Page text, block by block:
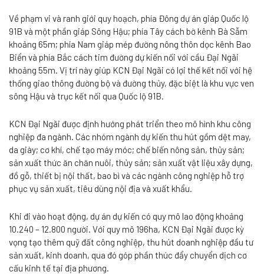
Về phạm vi và ranh giới quy hoạch, phía Đông dự án giáp Quốc lộ
91B và một phần giáp Sông Hậu; phía Tây cách bờ kênh Bà Sẫm
khoảng 65m; phía Nam giáp mép đường nông thôn dọc kênh Bao
Biển và phía Bắc cách tim đường dự kiến nối với cầu Đại Ngãi
khoảng 55m. Vị trí này giúp KCN Đại Ngãi có lợi thế kết nối với hệ
thống giao thông đường bộ và đường thủy, đặc biệt là khu vực ven
sông Hậu và trục kết nối qua Quốc lộ 91B.
KCN Đại Ngãi được định hướng phát triển theo mô hình khu công
nghiệp đa ngành. Các nhóm ngành dự kiến thu hút gồm dệt may,
da giày; cơ khí, chế tạo máy móc; chế biến nông sản, thủy sản;
sản xuất thức ăn chăn nuôi, thủy sản; sản xuất vật liệu xây dựng,
đồ gỗ, thiết bị nội thất, bao bì và các ngành công nghiệp hỗ trợ
phục vụ sản xuất, tiêu dùng nội địa và xuất khẩu.
Khi đi vào hoạt động, dự án dự kiến có quy mô lao động khoảng
10.240 – 12.800 người. Với quy mô 196ha, KCN Đại Ngãi được kỳ
vọng tạo thêm quỹ đất công nghiệp, thu hút doanh nghiệp đầu tư
sản xuất, kinh doanh, qua đó góp phần thúc đẩy chuyển dịch cơ
cấu kinh tế tại địa phương.